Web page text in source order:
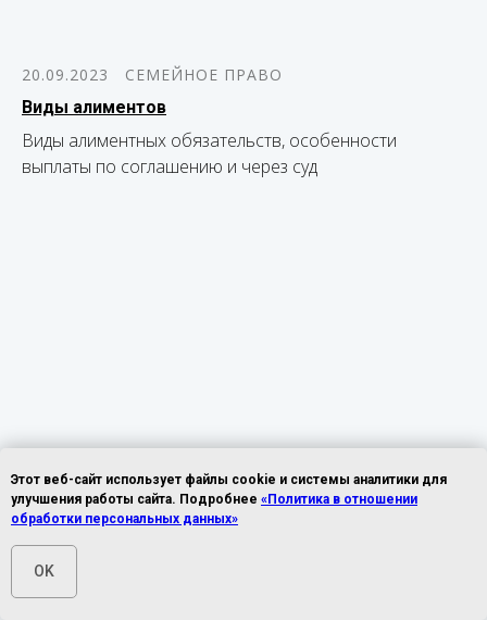
20.09.2023
СЕМЕЙНОЕ ПРАВО
Виды алиментов
Виды алиментных обязательств, особенности
выплаты по соглашению и через суд
07.09.2023
Льготы мобилизованным
Этот веб-сайт использует файлы cookie и системы аналитики для
улучшения работы сайта. Подробнее «Политика в отношении
обработки персональных данных»
OK